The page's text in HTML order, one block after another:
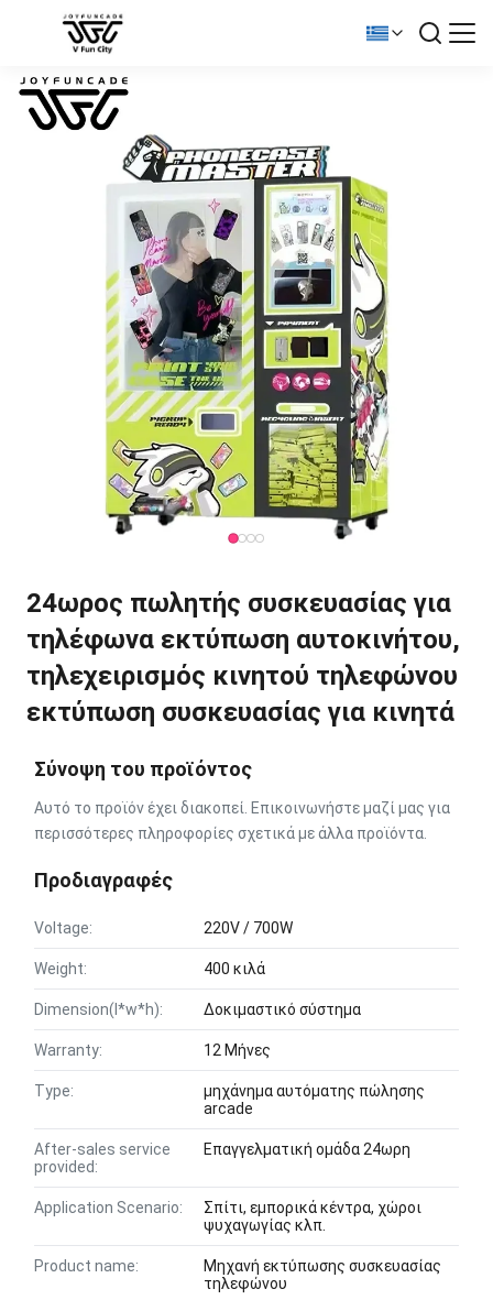
24ωρος πωλητής συσκευασίας για
τηλέφωνα εκτύπωση αυτοκινήτου,
τηλεχειρισμός κινητού τηλεφώνου
εκτύπωση συσκευασίας για κινητά
Σύνοψη του προϊόντος
Αυτό το προϊόν έχει διακοπεί. Επικοινωνήστε μαζί μας για
περισσότερες πληροφορίες σχετικά με άλλα προϊόντα.
Προδιαγραφές
Voltage: 220V / 700W
Weight: 400 κιλά
Dimension(l*w*h): Δοκιμαστικό σύστημα
Warranty: 12 Μήνες
Type:
μηχάνημα αυτόματης πώλησης
arcade
After-sales service
provided:
Επαγγελματική ομάδα 24ωρη
Application Scenario:
Σπίτι, εμπορικά κέντρα, χώροι
ψυχαγωγίας κλπ.
Product name:
Μηχανή εκτύπωσης συσκευασίας
τηλεφώνου